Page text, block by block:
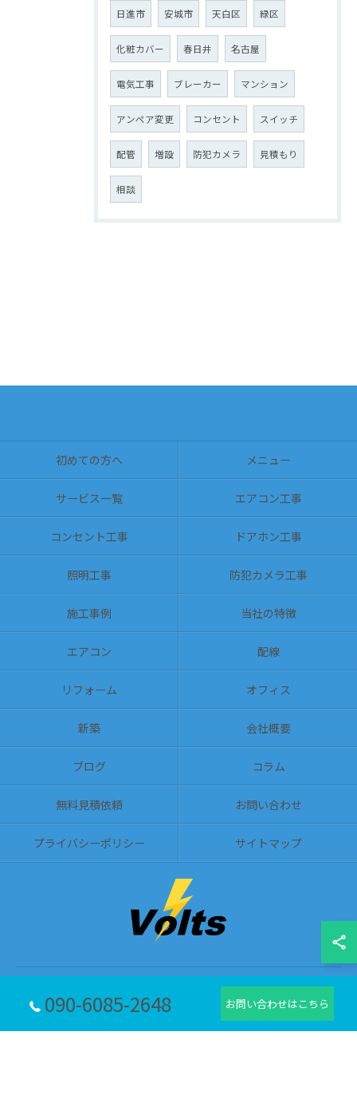
日進市 安城市 天白区 緑区
化粧カバー 春日井 名古屋
電気工事 ブレーカー マンション
アンペア変更 コンセント スイッチ
配管 増設 防犯カメラ 見積もり
相談
090-6085-2648 お問い合わせはこちら
初めての方へ メニュー
サービス一覧 エアコン工事
コンセント工事 ドアホン工事
照明工事 防犯カメラ工事
施工事例 当社の特徴
エアコン 配線
リフォーム オフィス
新築 会社概要
ブログ コラム
無料見積依頼 お問い合わせ
プライバシーポリシー サイトマップ
© 2026 愛知県名古屋周辺の電気工事ならvolts ALL RIGHTS RESERVED.